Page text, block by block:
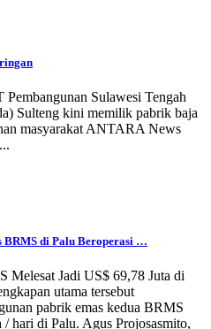
Sulawesi Tengah
Sulteng kini memilik pabrik baja
masyarakat ANTARA News
BRMS di Palu Beroperasi …
Melesat Jadi US$ 69,78 Juta di
utama tersebut
pabrik emas kedua BRMS
hari di Palu. Agus Projosasmito,